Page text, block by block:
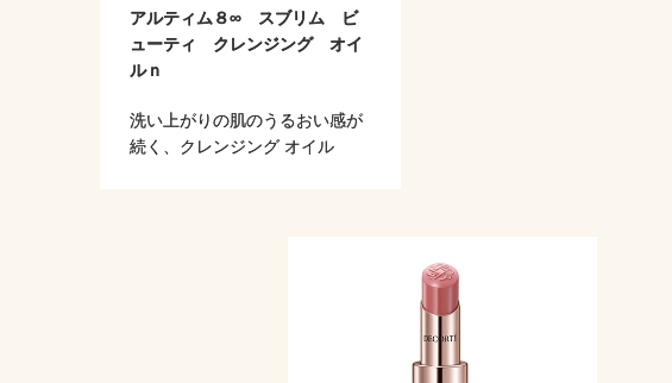
アルティム８∞ スブリム ビ
ューティ クレンジング オイ
ルｎ
洗い上がりの肌のうるおい感が
続く、クレンジング オイル